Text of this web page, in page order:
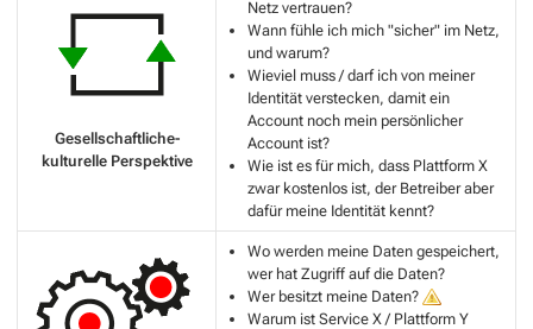
Gesellschaftliche-
kulturelle Perspektive
Netz vertrauen?
Wann fühle ich mich "sicher" im Netz,
und warum?
Wieviel muss / darf ich von meiner
Identität verstecken, damit ein
Account noch mein persönlicher
Account ist?
Wie ist es für mich, dass Plattform X
zwar kostenlos ist, der Betreiber aber
dafür meine Identität kennt?
Wo werden meine Daten gespeichert,
wer hat Zugriff auf die Daten?
Wer besitzt meine Daten?
Warum ist Service X / Plattform Y